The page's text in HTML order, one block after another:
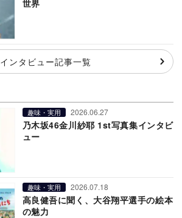
世界
インタビュー記事一覧
趣味・実用 2026.06.27
乃木坂46金川紗耶 1st写真集インタビ
ュー
趣味・実用 2026.07.18
高良健吾に聞く、大谷翔平選手の絵本
の魅力